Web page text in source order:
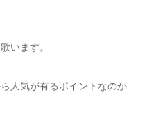
います。
人気が有るポイントなのか